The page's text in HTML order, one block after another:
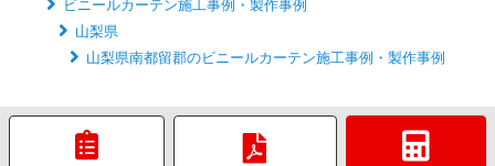
ビニールカーテン施工事例・製作事例
山梨県
山梨県南都留郡のビニールカーテン施工事例・製作事例